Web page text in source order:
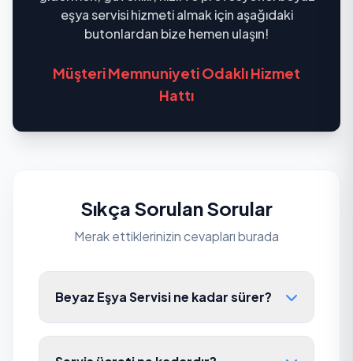
eşya servisi hizmeti almak için aşağıdaki
butonlardan bize hemen ulaşın!
Müşteri Memnuniyeti Odaklı Hizmet
Hattı
Sıkça Sorulan Sorular
Merak ettiklerinizin cevapları burada
Beyaz Eşya Servisi ne kadar sürer?